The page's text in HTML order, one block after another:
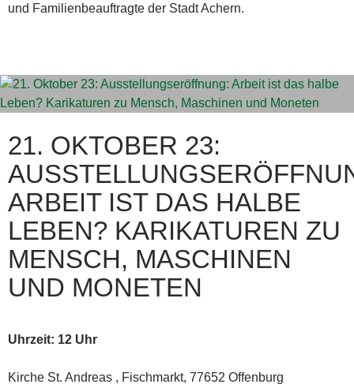
und Familienbeauftragte der Stadt Achern.
21. OKTOBER 23:
ARBEIT IST DAS HALBE
LEBEN? KARIKATUREN ZU
MENSCH, MASCHINEN
UND MONETEN
Uhrzeit: 12 Uhr
Kirche St. Andreas , Fischmarkt, 77652 Offenburg